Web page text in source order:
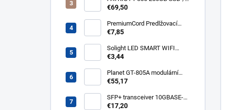
Interní / M.2 PCIe Gen3 x4
P300P256GM28
€69,50
PremiumCord Predlžovací
kábel - sieť 230V, IEC 320 C13
€7,85
Solight LED SMART WIFI
žiarovka, GU10, 5W, RGB,
€3,44
Planet GT-805A modulární
konvertor Gigabit
805A
€55,17
SFP+ transceiver 10GBASE-
SR/SW, multirate, MM, OM3-
€17,20